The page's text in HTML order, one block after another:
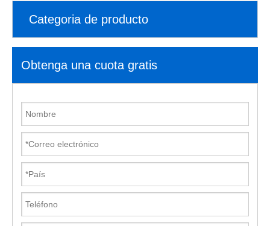
Categoria de producto
Obtenga una cuota gratis